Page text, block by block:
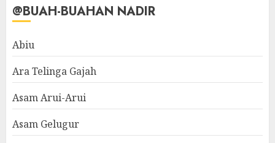
@BUAH-BUAHAN NADIR
Abiu
Ara Telinga Gajah
Asam Arui-Arui
Asam Gelugur